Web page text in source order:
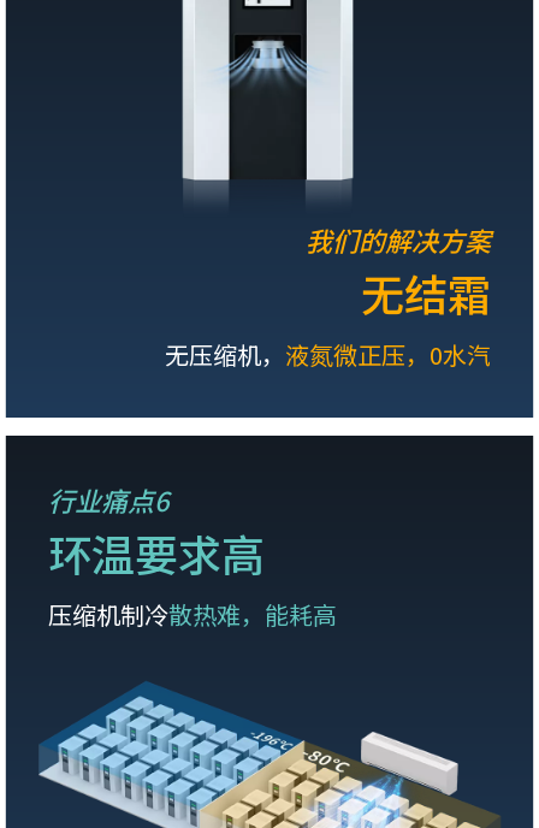
我们的解决方案
无结霜
无压缩机， 液氮微正压，0水汽
行业痛点6
环温要求高
压缩机制冷散热难，能耗高